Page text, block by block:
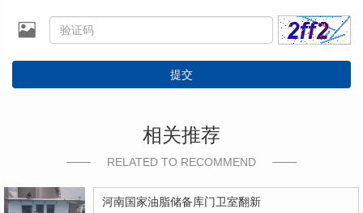
提交
相关推荐
RELATED TO RECOMMEND
河南国家油脂储备库门卫室翻新